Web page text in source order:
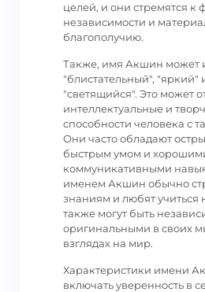
целей, и они стремятся к
независимости и
благополучию.
Также, имя Акшин может
"блистательный", "яркий"
"светящийся". Это может
интеллектуальные и
способности человека с
Они часто обладают
быстрым умом и
коммуникативными
именем Акшин обычно
знаниям и любят учиться
также могут быть
оригинальными в своих
взглядах на мир.
Характеристики имени
включать уверенность в